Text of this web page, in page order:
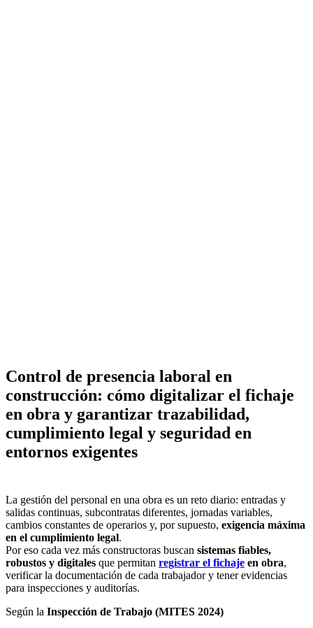
Control de presencia laboral en
construcción: cómo digitalizar el fichaje
en obra y garantizar trazabilidad,
cumplimiento legal y seguridad en
entornos exigentes
La gestión del personal en una obra es un reto diario: entradas y
salidas continuas, subcontratas diferentes, jornadas variables,
cambios constantes de operarios y, por supuesto, exigencia máxima
en el cumplimiento legal.
Por eso cada vez más constructoras buscan sistemas fiables,
robustos y digitales que permitan registrar el fichaje en obra,
verificar la documentación de cada trabajador y tener evidencias
para inspecciones y auditorías.
Según la Inspección de Trabajo (MITES 2024)